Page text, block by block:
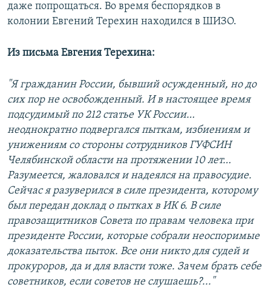
даже попрощаться. Во время беспорядков в
колонии Евгений Терехин находился в ШИЗО.
Из письма Евгения Терехина:
"Я гражданин России, бывший осужденный, но до
сих пор не освобожденный. И в настоящее время
подсудимый по 212 статье УК России…
неоднократно подвергался пыткам, избиениям и
унижениям со стороны сотрудников ГУФСИН
Челябинской области на протяжении 10 лет…
Разумеется, жаловался и надеялся на правосудие.
Сейчас я разуверился в силе президента, которому
был передан доклад о пытках в ИК 6. В силе
правозащитников Совета по правам человека при
президенте России, которые собрали неоспоримые
доказательства пыток. Все они никто для судей и
прокуроров, да и для власти тоже. Зачем брать себе
советников, если советов не слушаешь?..."